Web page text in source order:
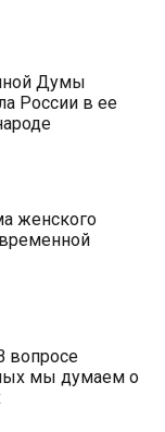
Думы
России в ее
женского
вопросе
мы думаем о